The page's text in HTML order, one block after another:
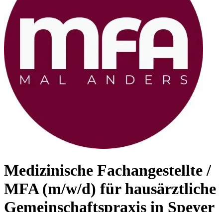
Medizinische Fachangestellte /
MFA (m/w/d) für hausärztliche
Gemeinschaftspraxis in Speyer